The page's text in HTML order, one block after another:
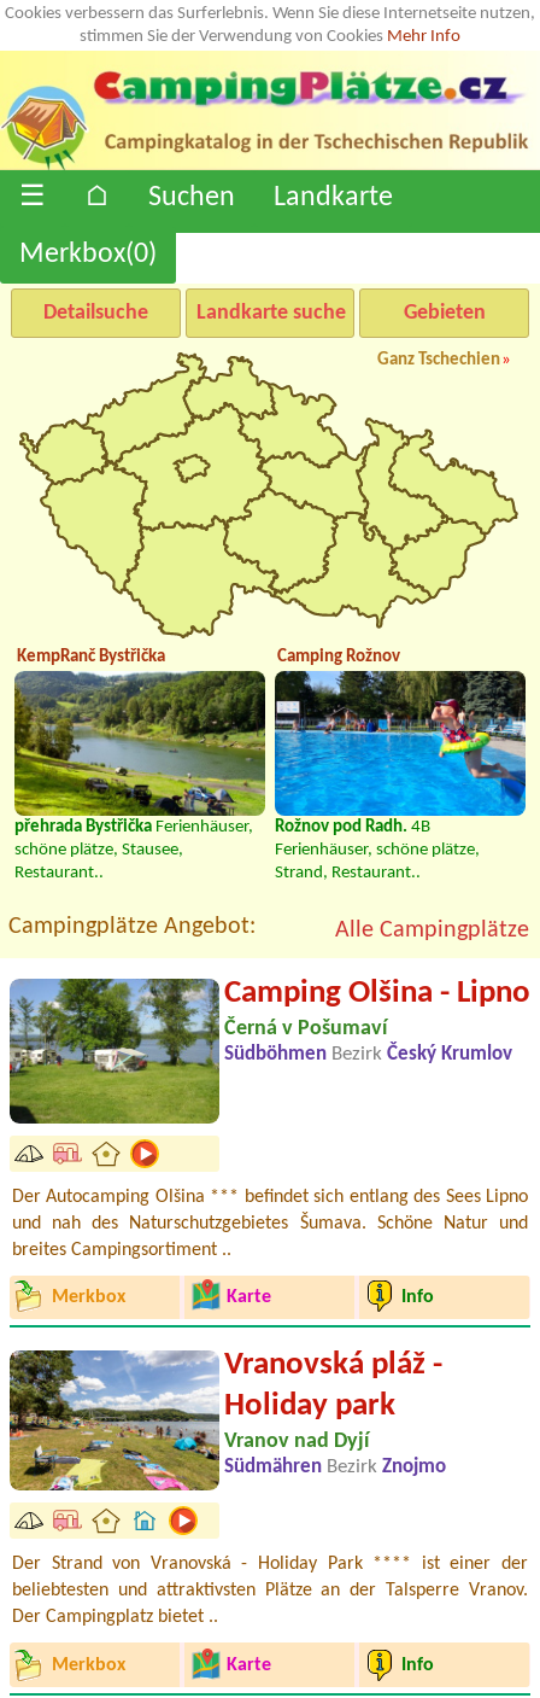
Cookies verbessern das Surferlebnis. Wenn Sie diese Internetseite nutzen,
stimmen Sie der Verwendung von Cookies Mehr Info
☰ ⌂ Suchen
Landkarte
Merkbox(0)
Detailsuche Landkarte suche Gebieten
Ganz Tschechien»
KempRanč Bystřička
přehrada Bystřička Ferienhäuser,
schöne plätze, Stausee,
Restaurant..
Camping Rožnov
Rožnov pod Radh. 4B
Ferienhäuser, schöne plätze,
Strand, Restaurant..
Campingplätze Angebot: Alle Campingplätze
Camping Olšina - Lipno
Černá v Pošumaví
Südböhmen Bezirk Český Krumlov
Der Autocamping Olšina *** befindet sich entlang des Sees Lipno
und nah des Naturschutzgebietes Šumava. Schöne Natur und
breites Campingsortiment ..
Merkbox Karte Info
Vranovská pláž -
Holiday park
Vranov nad Dyjí
Südmähren Bezirk Znojmo
Der Strand von Vranovská - Holiday Park **** ist einer der
beliebtesten und attraktivsten Plätze an der Talsperre Vranov.
Der Campingplatz bietet ..
Merkbox Karte Info